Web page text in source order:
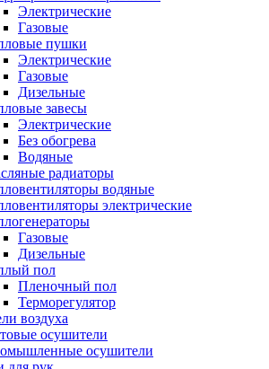
Электрические
Газовые
пушки
Электрические
Газовые
Дизельные
завесы
Электрические
Без обогрева
Водяные
радиаторы
водяные
электрические
Газовые
Дизельные
пол
Пленочный пол
Терморегулятор
воздуха
осушители
осушители